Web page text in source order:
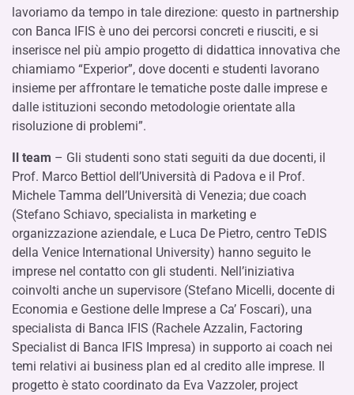
lavoriamo da tempo in tale direzione: questo in partnership
con Banca IFIS è uno dei percorsi concreti e riusciti, e si
inserisce nel più ampio progetto di didattica innovativa che
chiamiamo “Experior”, dove docenti e studenti lavorano
insieme per affrontare le tematiche poste dalle imprese e
dalle istituzioni secondo metodologie orientate alla
risoluzione di problemi”.
Il team – Gli studenti sono stati seguiti da due docenti, il
Prof. Marco Bettiol dell’Università di Padova e il Prof.
Michele Tamma dell’Università di Venezia; due coach
(Stefano Schiavo, specialista in marketing e
organizzazione aziendale, e Luca De Pietro, centro TeDIS
della Venice International University) hanno seguito le
imprese nel contatto con gli studenti. Nell’iniziativa
coinvolti anche un supervisore (Stefano Micelli, docente di
Economia e Gestione delle Imprese a Ca’ Foscari), una
specialista di Banca IFIS (Rachele Azzalin, Factoring
Specialist di Banca IFIS Impresa) in supporto ai coach nei
temi relativi ai business plan ed al credito alle imprese. Il
progetto è stato coordinato da Eva Vazzoler, project